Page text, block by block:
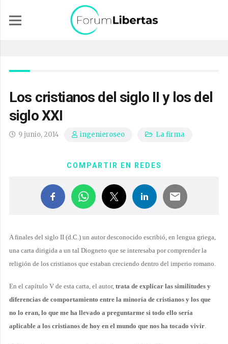
Los cristianos del siglo II y los del
siglo XXI
9 junio, 2014 ingenieroseo La firma
COMPARTIR EN REDES
A finales del siglo II (d.C.) un autor desconocido escribió, en lengua griega,
una carta dirigida a un tal Diogneto que se interesaba por comprender la
religión de los cristianos que estaban creciendo dentro del imperio romano.
En el capítulo V de esta carta, el autor, trata de explicar las similitudes y
diferencias de comportamiento entre la minoría de cristianos y los que
no lo eran, lo que me ha llevado a preguntarme si todo ello sería
aplicable a los cristianos de hoy en el mundo que nos ha tocado vivir.